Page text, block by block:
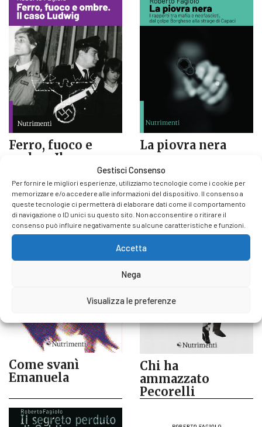
Gestisci Consenso
Per fornire le migliori esperienze, utilizziamo tecnologie come i cookie per
memorizzare e/o accedere alle informazioni del dispositivo. Il consenso a
queste tecnologie ci permetterà di elaborare dati come il comportamento
di navigazione o ID unici su questo sito. Non acconsentire o ritirare il
consenso può influire negativamente su alcune caratteristiche e funzioni.
Accetta
Nega
Visualizza le preferenze
Ferro, fuoco e
ombre. Il caso
La piovra nera
Come svanì
Emanuela
Chi ha
ammazzato
Pecorelli